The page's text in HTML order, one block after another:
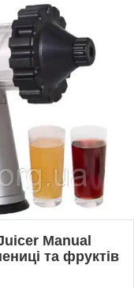
Manual
та фруктів